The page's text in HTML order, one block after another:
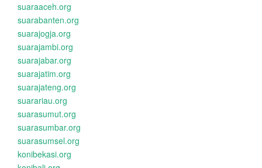
suaraaceh.org
suarabanten.org
suarajogja.org
suarajambi.org
suarajabar.org
suarajatim.org
suarajateng.org
suarariau.org
suarasumut.org
suarasumbar.org
suarasumsel.org
konibekasi.org